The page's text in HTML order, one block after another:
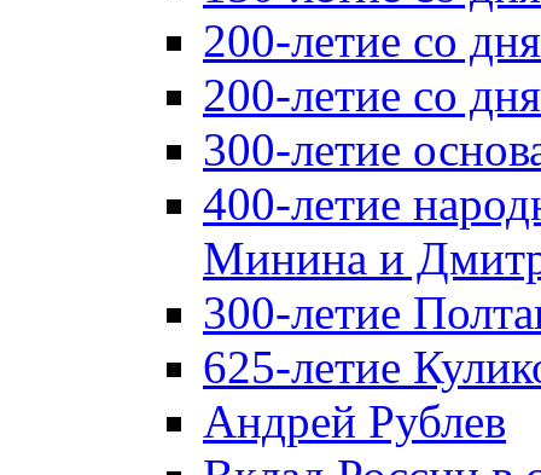
200-летие со
200-летие со
300-летие
400-летие
Минина и
300-летие
625-летие
Андрей Рублев